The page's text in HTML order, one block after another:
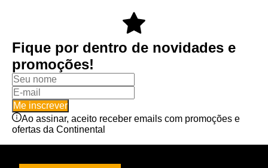
Fique por dentro de novidades e
promoções!
Me inscrever
Ao assinar, aceito receber emails com promoções e
ofertas da Continental